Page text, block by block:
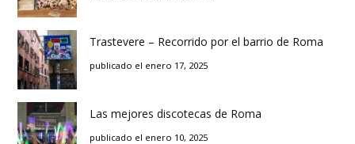
Trastevere – Recorrido por el barrio de Roma
publicado el enero 17, 2025
Las mejores discotecas de Roma
publicado el enero 10, 2025